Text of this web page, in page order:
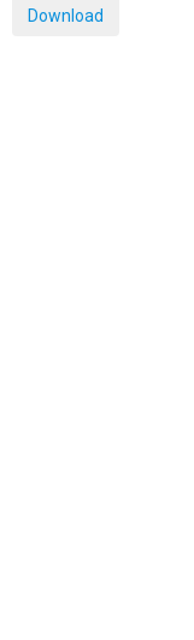
Download